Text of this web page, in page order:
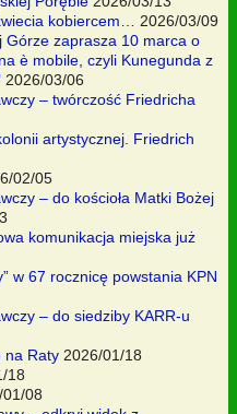
kobiercem…
2026/03/09
Górze zaprasza 10 marca o
è mobile, czyli Kunegunda z
2026/03/06
– twórczość Friedricha
artystycznej. Friedrich
02/05
– do kościoła Matki Bożej
komunikacja miejska już
w 67 rocznicę powstania KPN
– do siedziby KARR-u
na Raty 2026/01/18
18
08